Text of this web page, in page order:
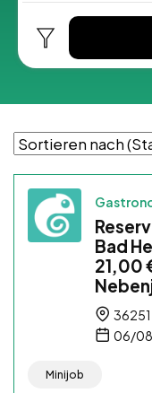
Bad
21,00
06/
Minijob